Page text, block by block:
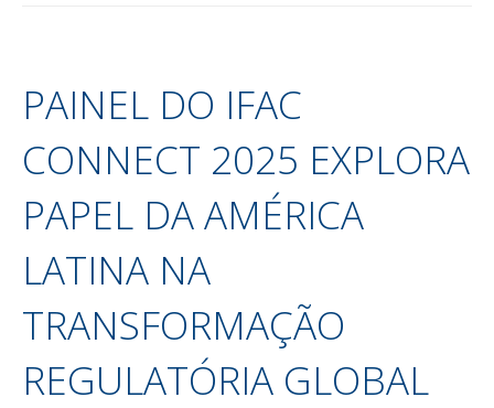
PAINEL DO IFAC
CONNECT 2025 EXPLORA
PAPEL DA AMÉRICA
LATINA NA
TRANSFORMAÇÃO
REGULATÓRIA GLOBAL